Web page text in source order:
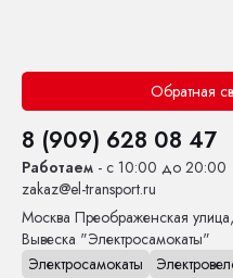
Обратная
8 (909) 628 08 47
Работаем - с 10:00 до 20:00
zakaz@el-transport.ru
Москва Преображенская
Вывеска "Электросамокаты"
Электросамокаты